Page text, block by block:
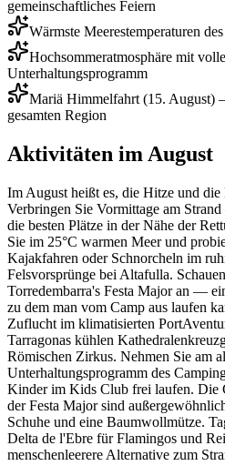
gemeinschaftliches Feiern
Wärmste Meerestemperaturen
Hochsommeratmosphäre mit
Unterhaltungsprogramm
Mariä Himmelfahrt (15. August)
gesamten Region
Aktivitäten im August
Im August heißt es, die Hitze und die
Verbringen Sie Vormittage am
die besten Plätze in der Nähe der
Sie im 25°C warmen Meer und
Kajakfahren oder Schnorcheln im
Felsvorsprünge bei Altafulla.
Torredembarra's Festa Major an —
zu dem man vom Camp aus laufen
Zuflucht im klimatisierten
Tarragonas kühlen
Römischen Zirkus. Nehmen Sie am
Unterhaltungsprogramm des
Kinder im Kids Club frei laufen. Die
der Festa Major sind
Schuhe und eine Baumwollmütze.
Delta de l'Ebre für Flamingos und
menschenleerere Alternative zum